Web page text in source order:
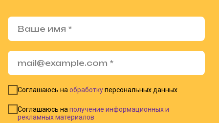
Соглашаюсь на обработкуперсональных данных
Соглашаюсь на получение информационных и
рекламных материалов